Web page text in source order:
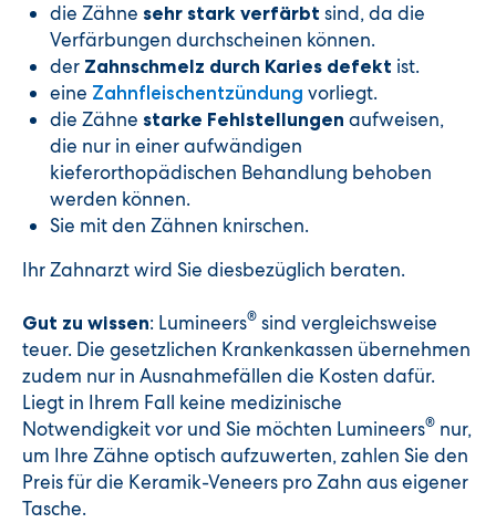
die Zähne sehr stark verfärbt sind, da die
Verfärbungen durchscheinen können.
der Zahnschmelz durch Karies defekt ist.
eine Zahnfleischentzündung vorliegt.
die Zähne starke Fehlstellungen aufweisen,
die nur in einer aufwändigen
kieferorthopädischen Behandlung behoben
werden können.
Sie mit den Zähnen knirschen.
Ihr Zahnarzt wird Sie diesbezüglich beraten.
Gut zu wissen: Lumineers® sind vergleichsweise
teuer. Die gesetzlichen Krankenkassen übernehmen
zudem nur in Ausnahmefällen die Kosten dafür.
Liegt in Ihrem Fall keine medizinische
Notwendigkeit vor und Sie möchten Lumineers® nur,
um Ihre Zähne optisch aufzuwerten, zahlen Sie den
Preis für die Keramik-Veneers pro Zahn aus eigener
Tasche.